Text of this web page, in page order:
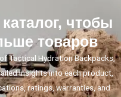
чтобы
товаров
Tactical Hydration Backpacks,
insights into each product,
ratings, warranties, and